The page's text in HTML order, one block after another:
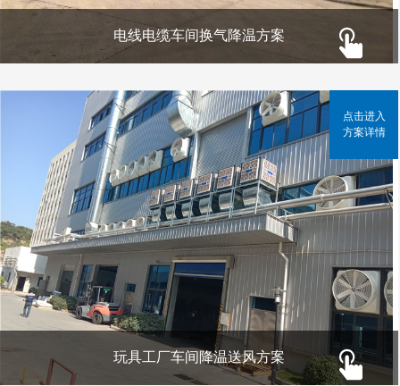
电线电缆车间换气降温方案
玩具工厂车间降温送风方案
点击进入
方案详情